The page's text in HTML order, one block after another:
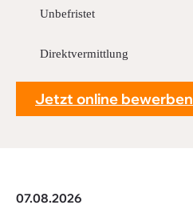
Unbefristet
Direktvermittlung
Jetzt online bewerben
07.08.2026